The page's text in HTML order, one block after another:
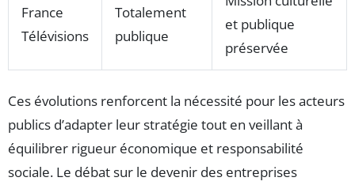
France
Télévisions
Totalement
publique
et publique
préservée
Ces évolutions renforcent la nécessité pour les acteurs
publics d’adapter leur stratégie tout en veillant à
équilibrer rigueur économique et responsabilité
sociale. Le débat sur le devenir des entreprises